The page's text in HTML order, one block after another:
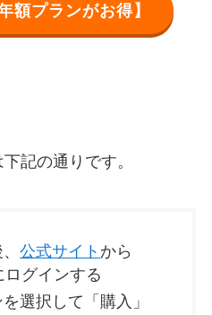
額プランがお得】
記の通りです。
、公式サイト から
グインする
選択して「購入」